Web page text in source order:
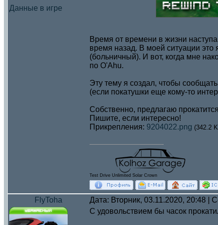
Данные в игре
Время от времени в жизни
время назад. В моей ситуации
(больничный). И вот, когда мне
по O'Ahu.
Эту тему я создал, чтобы
(если покатушки еще кому-то
Собственно, предлагаю
Пишите, если интересно!
Прикрепления: 9204022.png (342.2
Test Drive Unlimited Solar Crown
FlyToha Дата: Вторник, 03.11.2020, 20:48 |
С удовольствием бы часок